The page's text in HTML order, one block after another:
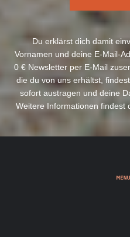
Du erklärst dich damit
Vornamen und deine E-Mail-
0 € Newsletter per E-Mail
die du von uns erhältst,
sofort austragen und deine
Weitere Informationen findest